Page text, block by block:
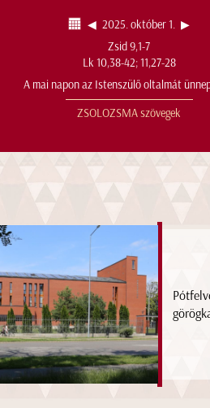
◀︎ 2025. október 1. ▶︎
Zsid 9,1-7
Lk 10,38-42; 11,27-28
A mai napon az Istenszülő oltalmát
ZSOLOZSMA szövegek